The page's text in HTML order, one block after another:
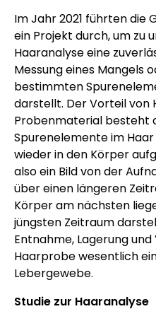
Im Jahr 2021 führten die
ein Projekt durch, um zu
Haaranalyse eine
Messung eines Mangels
bestimmten
darstellt. Der Vorteil von
Probenmaterial besteht
Spurenelemente im
wieder in den Körper
also ein Bild von der
über einen längeren
Körper am nächsten
jüngsten Zeitraum
Entnahme, Lagerung
Haarprobe wesentlich
Lebergewebe.
Studie zur Haaranalyse